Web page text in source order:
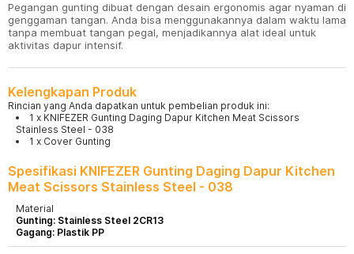
Pegangan gunting dibuat dengan desain ergonomis agar nyaman di
genggaman tangan. Anda bisa menggunakannya dalam waktu lama
tanpa membuat tangan pegal, menjadikannya alat ideal untuk
aktivitas dapur intensif.
Kelengkapan Produk
Rincian yang Anda dapatkan untuk pembelian produk ini:
1 x KNIFEZER Gunting Daging Dapur Kitchen Meat Scissors
Stainless Steel - 038
1 x Cover Gunting
Spesifikasi KNIFEZER Gunting Daging Dapur Kitchen
Meat Scissors Stainless Steel - 038
Material
Gunting: Stainless Steel 2CR13
Gagang: Plastik PP